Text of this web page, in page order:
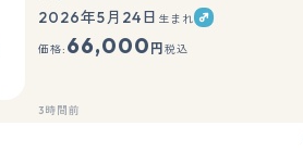
2026年5月24日 生まれ
価格: 66,000 円 税込
3時間前